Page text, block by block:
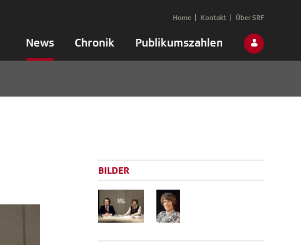
News Chronik Publikumszahlen
Home Kontakt Über SRF
BILDER